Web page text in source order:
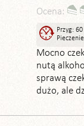
Ocena:
Przyg:
Mocno
nutą
sprawą
dużo, ale